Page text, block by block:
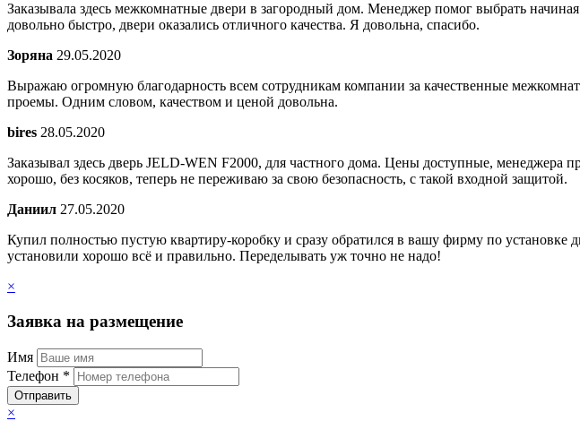
Заказывала здесь межкомнатные двери в загородный дом. Менеджер помог выбрать
довольно быстро, двери оказались отличного качества. Я довольна, спасибо.
Зоряна 29.05.2020
Выражаю огромную благодарность всем сотрудникам компании за качественные
проемы. Одним словом, качеством и ценой довольна.
bires 28.05.2020
Заказывал здесь дверь JELD-WEN F2000, для частного дома. Цены доступные, менеджера
хорошо, без косяков, теперь не переживаю за свою безопасность, с такой входной защитой.
Даниил 27.05.2020
Купил полностью пустую квартиру-коробку и сразу обратился в вашу фирму по
установили хорошо всё и правильно. Переделывать уж точно не надо!
×
Заявка на размещение
Имя
Телефон *
Отправить
×